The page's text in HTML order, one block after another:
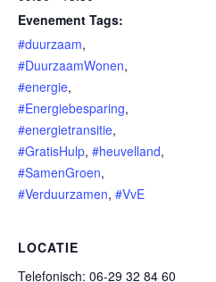
Evenement Tags:
#duurzaam,
#DuurzaamWonen,
#energie,
#Energiebesparing,
#energietransitie,
#GratisHulp, #heuvelland,
#SamenGroen,
#Verduurzamen, #VvE
LOCATIE
Telefonisch: 06-29 32 84 60